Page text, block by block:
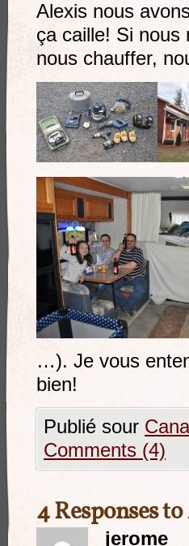
Alexis nous
ça caille! Si nous
nous chauffer,
…). Je vous
bien!
Publié sour
Comments (4)
4 Responses to
jerome